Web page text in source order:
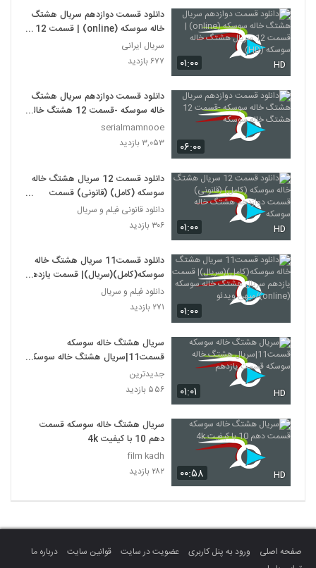
۰۱:۰۰ HD
دانلود قسمت دوازدهم سریال هشتگ
خاله سوسکه (online) | قسمت 12
سریال هشتگ خاله سوسکه (HD)
سریال ایرانی
۶۷۷ بازدید
۰۶:۰۰
دانلود قسمت دوازدهم سریال هشتگ
خاله سوسکه -قسمت 12 هشتگ خاله
سوسکه
serialmamnooe
۳,۰۵۳ بازدید
۰۱:۰۰ HD
دانلود قسمت 12 سریال هشتگ خاله
سوسکه (کامل) (قانونی) قسمت
دوازدهم هشتگ خاله سوسکه
دانلود قانونی فیلم و سریال
۳۰۶ بازدید
۰۱:۰۰
دانلود قسمت11 سریال هشتگ خاله
سوسکه(کامل)(سریال)| قسمت یازدهم
سریال هشتگ خاله سوسکه
(online)/میهن ویدئو
دانلود فیلم و سریال
۲۷۱ بازدید
۰۱:۰۱ HD
سریال هشتگ خاله سوسکه
قسمت11|سریال هشتگ خاله سوسکه
قسمت یازدهم
جدیدترین
۵۵۶ بازدید
۰۰:۵۸ HD
سریال هشتگ خاله سوسکه قسمت
دهم 10 با کیفیت 4k
film kadh
۲۸۲ بازدید
صفحه اصلی ورود به پنل کاربری عضویت در سایت قوانین سایت
درباره ما